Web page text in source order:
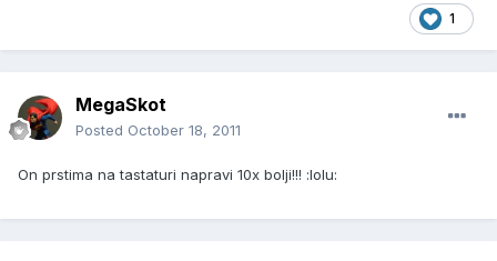
1
MegaSkot
Posted October 18, 2011
On prstima na tastaturi napravi 10x bolji!!! :lolu: